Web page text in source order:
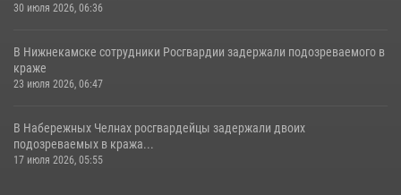
30 июля 2026, 06:36
В Нижнекамске сотрудники Росгвардии задержали подозреваемого в
краже
23 июля 2026, 06:47
В Набережных Челнах росгвардейцы задержали двоих
подозреваемых в кража...
17 июля 2026, 05:55